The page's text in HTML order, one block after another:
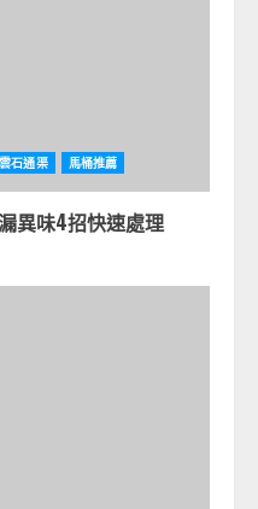
雲石通渠 馬桶推薦
異味4招快速處理